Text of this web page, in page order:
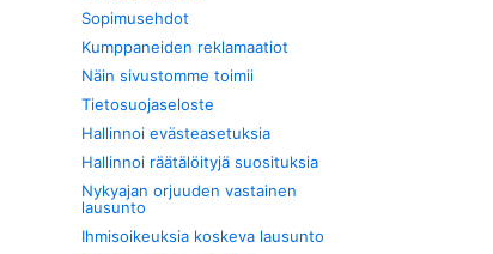
Sopimusehdot
Kumppaneiden reklamaatiot
Näin sivustomme toimii
Tietosuojaseloste
Hallinnoi evästeasetuksia
Hallinnoi räätälöityjä suosituksia
Nykyajan orjuuden vastainen
lausunto
Ihmisoikeuksia koskeva lausunto